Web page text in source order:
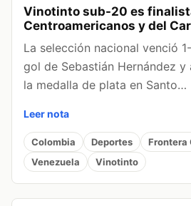
Vinotinto sub-20 es
Centroamericanos y del
La selección nacional venció
gol de Sebastián Hernández y
la medalla de plata en Santo…
Leer nota
Colombia Deportes
Frontera
Venezuela
Vinotinto